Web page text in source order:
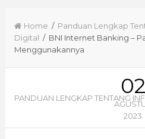
Home / Panduan Lengkap
Digital / BNI Internet Banking –
Menggunakannya
02
2023
PANDUAN LENGKAP TENTANG